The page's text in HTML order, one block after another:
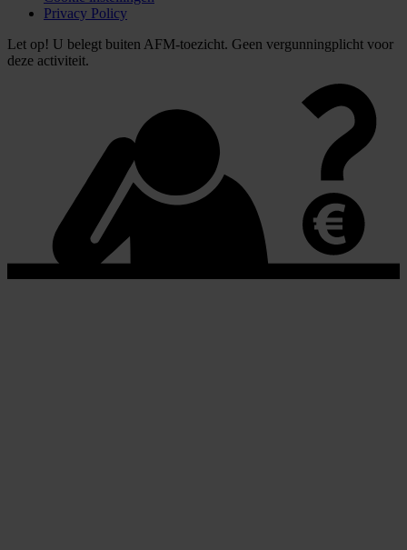
Privacy Policy
Let op! U belegt buiten AFM-toezicht. Geen vergunningplicht voor
deze activiteit.